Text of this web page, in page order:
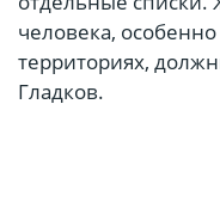
человека,
территориях,
Гладков.